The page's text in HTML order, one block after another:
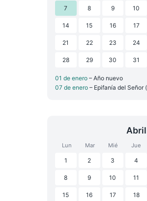
7 8 9 10
14 15 16 17
21 22 23 24
28 29 30 31
01 de enero – Año nuevo
07 de enero – Epifanía del Señor
Abril
Lun Mar Mié Jue
1 2 3 4
8 9 10 11
15 16 17 18